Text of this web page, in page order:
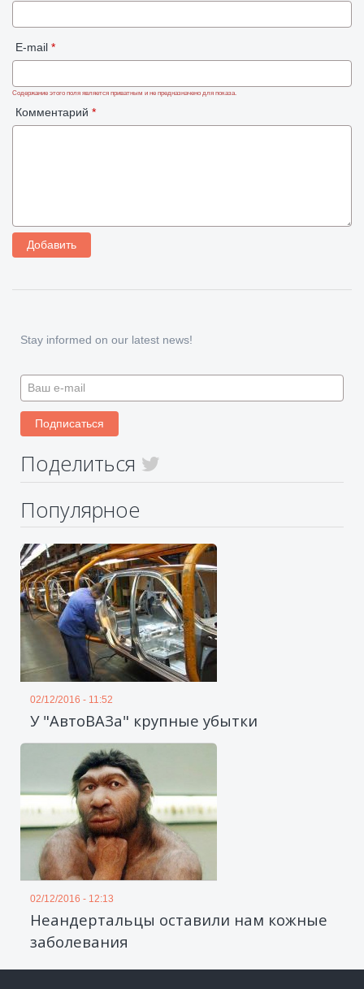
E-mail *
Содержание этого поля является приватным и не предназначено для показа.
Комментарий *
Stay informed on our latest news!
Поделиться
Популярное
02/12/2016 - 11:52
У "АвтоВАЗа" крупные убытки
02/12/2016 - 12:13
Неандертальцы оставили нам кожные
заболевания